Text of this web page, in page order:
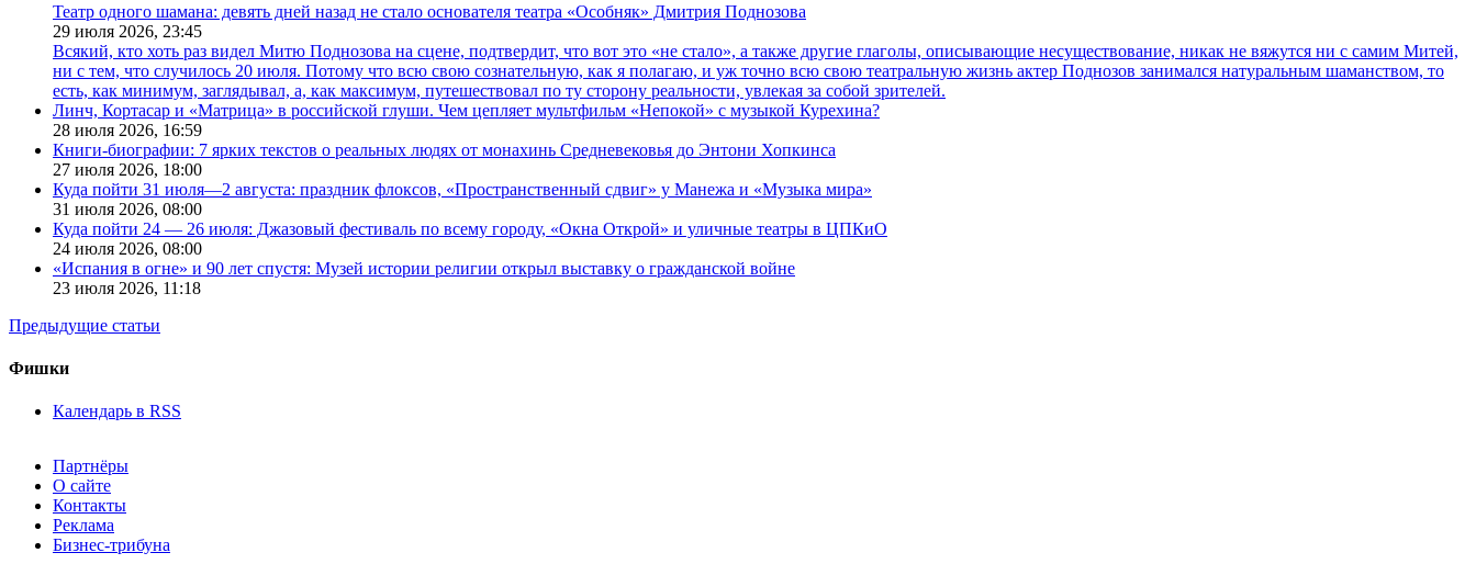
Театр одного шамана: девять дней назад не стало основателя театра «Особняк» Дмитрия Поднозова
29 июля 2026, 23:45
Всякий, кто хоть раз видел Митю Поднозова на сцене, подтвердит, что вот это «не стало», а также другие глаголы, описывающие несуществование, никак не вяжутся ни с самим Митей,
ни с тем, что случилось 20 июля. Потому что всю свою сознательную, как я полагаю, и уж точно всю свою театральную жизнь актер Поднозов занимался натуральным шаманством, то
есть, как минимум, заглядывал, а, как максимум, путешествовал по ту сторону реальности, увлекая за собой зрителей.
Линч, Кортасар и «Матрица» в российской глуши. Чем цепляет мультфильм «Непокой» с музыкой Курехина?
28 июля 2026, 16:59
Книги-биографии: 7 ярких текстов о реальных людях от монахинь Средневековья до Энтони Хопкинса
27 июля 2026, 18:00
Куда пойти 31 июля—2 августа: праздник флоксов, «Пространственный сдвиг» у Манежа и «Музыка мира»
31 июля 2026, 08:00
Куда пойти 24 — 26 июля: Джазовый фестиваль по всему городу, «Окна Открой» и уличные театры в ЦПКиО
24 июля 2026, 08:00
«Испания в огне» и 90 лет спустя: Музей истории религии открыл выставку о гражданской войне
23 июля 2026, 11:18
Предыдущие статьи
Фишки
Календарь в RSS
Партнёры
О сайте
Контакты
Реклама
Бизнес-трибуна